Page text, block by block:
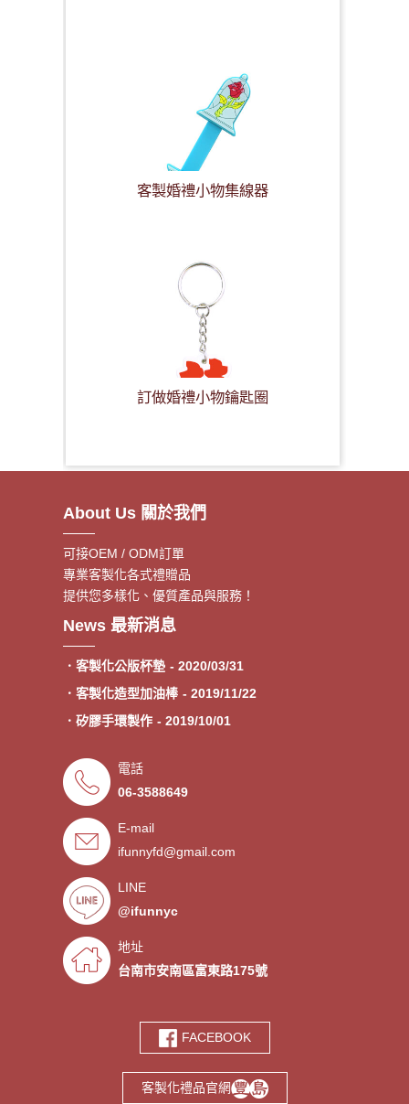
客製婚禮小物集線器
訂做婚禮小物鑰匙圈
About Us 關於我們
可接OEM / ODM訂單
專業客製化各式禮贈品
提供您多樣化、優質產品與服務！
News 最新消息
費》
．客製化公版杯墊 - 2020/03/31
．客製化造型加油棒 - 2019/11/22
．矽膠手環製作 - 2019/10/01
．來圖印製氣囊支架 低起訂量
．超低價少量手環客製
．禮贈品客製化服務，歡迎免費
索取樣品。
．氣囊支架客製服務 - 2019/08/30
．廣告扇製作工廠 -競選造勢熱
門宣傳贈品
．宮廟神明結緣品訂做
．水晶滴膠氣囊支架製作
．客製氣囊手機支架 - 2019/06/18
．鑰匙圈少量客製印刷歡迎打樣‎ - 2019/05/10
．鑰匙圈客製化專家 - 2019/05/10
．台南螢幕擦拭貼製造廠商‎ - 2019/05/07
電話
06-3588649
E-mail
ifunnyfd@gmail.com
LINE
@ifunnyc
地址
台南市安南區富東路175號
FACEBOOK
客製化禮品官網